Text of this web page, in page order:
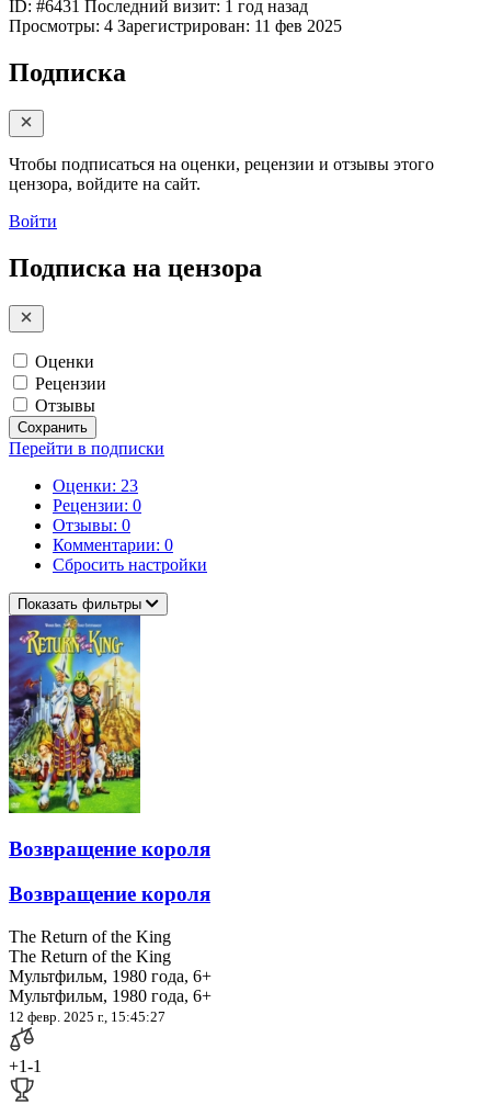
ID: #6431 Последний визит: 1 год назад
Просмотры: 4 Зарегистрирован: 11 фев 2025
Подписка
Чтобы подписаться на оценки, рецензии и отзывы этого
цензора, войдите на сайт.
Войти
Подписка на цензора
Оценки
Рецензии
Отзывы
Сохранить
Перейти в подписки
Оценки: 23
Рецензии: 0
Отзывы: 0
Комментарии: 0
Сбросить настройки
Показать фильтры
Возвращение короля
Возвращение короля
The Return of the King
The Return of the King
Мультфильм, 1980 года, 6+
Мультфильм, 1980 года, 6+
12 февр. 2025 г., 15:45:27
+1-1